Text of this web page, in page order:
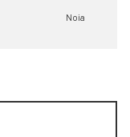
Noia